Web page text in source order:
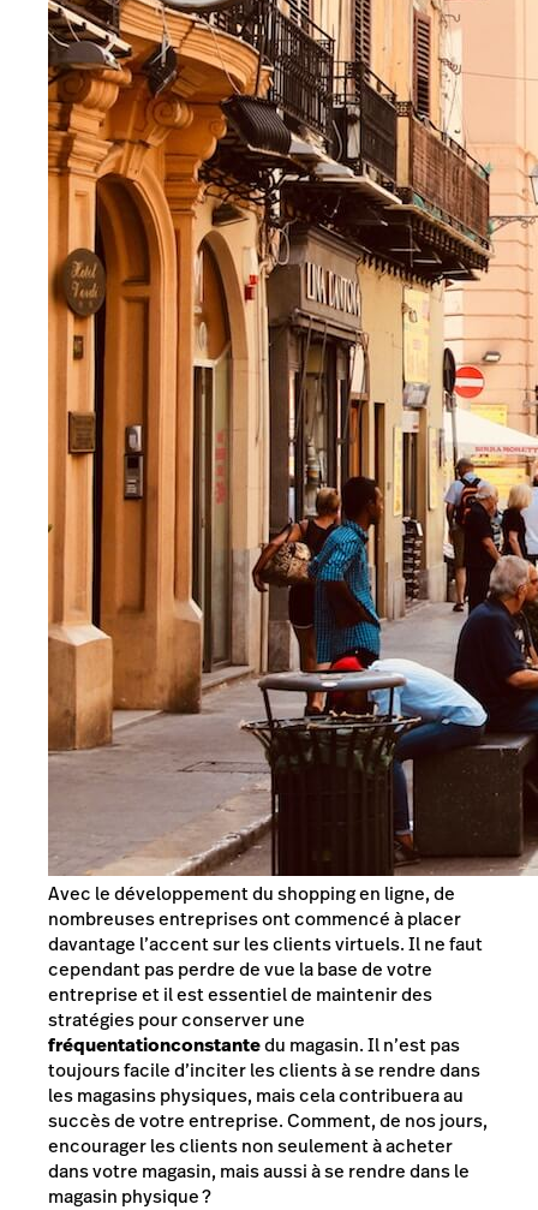
Avec le développement du shopping en ligne, de
nombreuses entreprises ont commencé à placer
davantage l’accent sur les clients virtuels. Il ne faut
cependant pas perdre de vue la base de votre
entreprise et il est essentiel de maintenir des
stratégies pour conserver une
fréquentationconstantedu magasin. Il n’est pas
toujours facile d’inciter les clients à se rendre dans
les magasins physiques, mais cela contribuera au
succès de votre entreprise. Comment, de nos jours,
encourager les clients non seulement à acheter
dans votre magasin, mais aussi à se rendre dans le
magasin physique ?